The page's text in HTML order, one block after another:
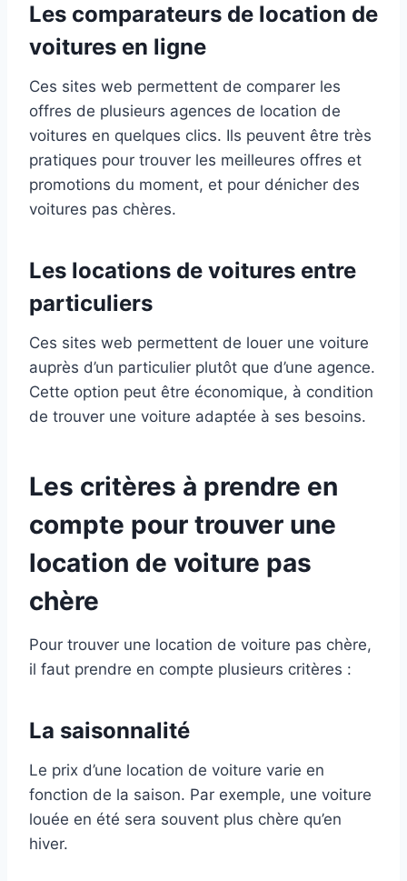
serveur cloud combinée au stockage en ligne. Accès
multi-appareils garantissant l'envoi automatique des
données et une consultation fiable des historiques
pour un suivi GPS permanent.
Système de suivi en direct : Équipé de technologie
de suivi en temps réel, cet appareil offre une des
déplacements du véhicule en direct et des mises à
jour fréquentes (toutes les 2 minutes) pour un suivi
de position précis et une fonction fiable de relecture
du parcours.
modèles de véhicules grâce au port d'alimentation
standard. Puce GPS multi-technologies assure une
géolocalisation cohérente voitures/motos/camions
Les comparateurs de location de
voitures en ligne
Ces sites web permettent de comparer les
offres de plusieurs agences de location de
voitures en quelques clics. Ils peuvent être très
pratiques pour trouver les meilleures offres et
promotions du moment, et pour dénicher des
voitures pas chères.
Les locations de voitures entre
particuliers
Ces sites web permettent de louer une voiture
auprès d’un particulier plutôt que d’une agence.
Cette option peut être économique, à condition
de trouver une voiture adaptée à ses besoins.
Les critères à prendre en
compte pour trouver une
location de voiture pas
chère
Pour trouver une location de voiture pas chère,
il faut prendre en compte plusieurs critères :
La saisonnalité
Le prix d’une location de voiture varie en
fonction de la saison. Par exemple, une voiture
louée en été sera souvent plus chère qu’en
hiver.